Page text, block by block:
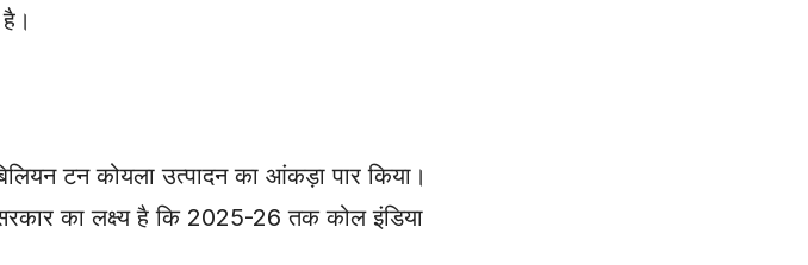
टन कोयला उत्पादन का आंकड़ा पार किया।
का लक्ष्य है कि 2025-26 तक कोल इंडिया